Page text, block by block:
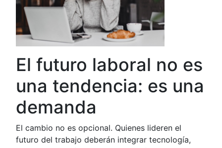
El futuro laboral no es
una tendencia: es una
demanda
El cambio no es opcional. Quienes lideren el
futuro del trabajo deberán integrar tecnología,